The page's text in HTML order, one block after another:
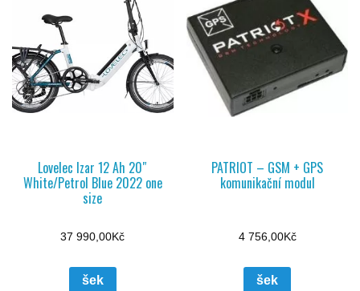
Lovelec Izar 12 Ah 20″
White/Petrol Blue 2022 one
size
37 990,00Kč
šek
PATRIOT – GSM + GPS
komunikační modul
4 756,00Kč
šek